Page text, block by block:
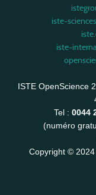
iste-
iste-
ISTE OpenScience
Tel : 0044
(numéro
Copyright ©